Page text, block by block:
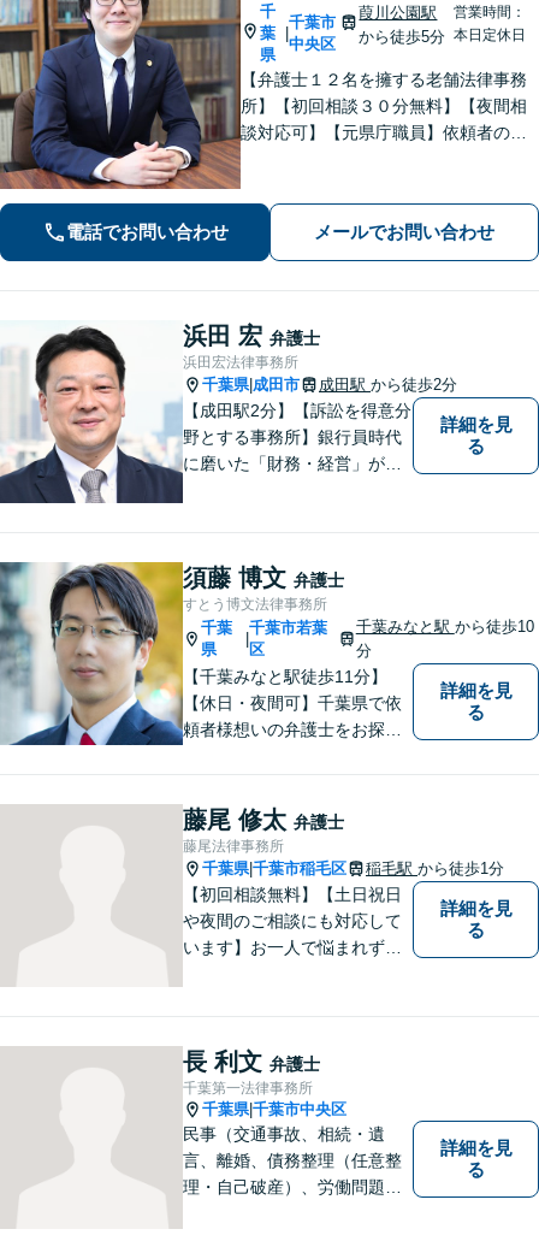
千
葉
県
千葉市
中央区
葭川公園駅
から徒歩5分
営業時間：
本日定休日
【弁護士１２名を擁する老舗法律事務
所】【初回相談３０分無料】【夜間相
談対応可】【元県庁職員】依頼者の方
法律事務所です。
電話でお問い合わせ メールでお問い合わせ
浜田 宏 弁護士
浜田宏法律事務所
千葉県| 成田市 成田駅 から徒歩2分
【成田駅2分】【訴訟を得意分
野とする事務所】銀行員時代
に磨いた「財務・経営」が強
すいパートナーを目指してい
ます。【元裁判官の弁護士も
在籍】企業法務を中心に、個
人案件にも対応
詳細を見
る
須藤 博文 弁護士
すとう博文法律事務所
千葉
県
千葉市若葉
区
千葉みなと駅 から徒歩10
分
【千葉みなと駅徒歩11分】
【休日・夜間可】千葉県で依
頼者様想いの弁護士をお探し
の経済面・精神面を大切に
し、幸福な生活を実現するた
めに努力を惜しみません。債
務整理／刑事／企業法務／交
通事故など、あらゆる問題に
対応可能◎
詳細を見
る
藤尾 修太 弁護士
藤尾法律事務所
千葉県|千葉市稲毛区 稲毛駅 から徒歩1分
【初回相談無料】【土日祝日
や夜間のご相談にも対応して
います】お一人で悩まれず、
詳細を見
る
長 利文 弁護士
千葉第一法律事務所
千葉県|千葉市中央区
民事（交通事故、相続・遺
言、離婚、債務整理（任意整
理・自己破産）、労働問題
詳細を見
る